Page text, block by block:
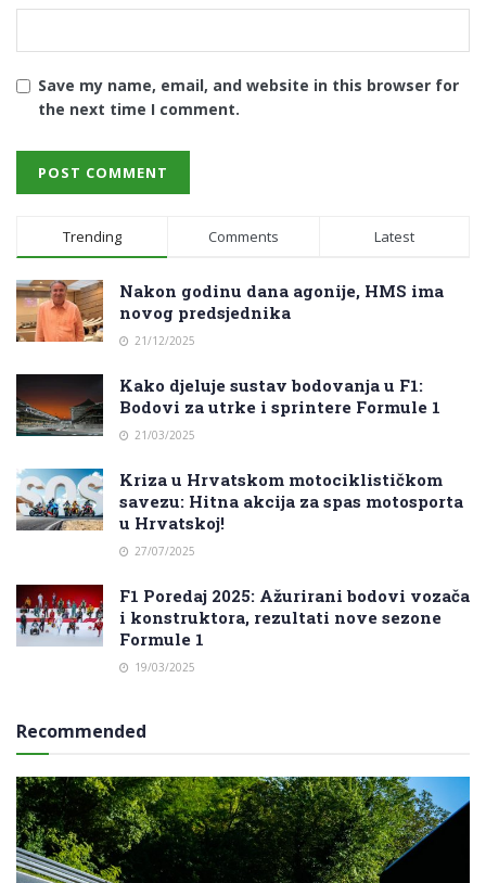
Save my name, email, and website in this browser for
the next time I comment.
Trending Comments Latest
Nakon godinu dana agonije, HMS ima
novog predsjednika
21/12/2025
Kako djeluje sustav bodovanja u F1:
Bodovi za utrke i sprintere Formule 1
21/03/2025
Kriza u Hrvatskom motociklističkom
savezu: Hitna akcija za spas motosporta
u Hrvatskoj!
27/07/2025
F1 Poredaj 2025: Ažurirani bodovi vozača
i konstruktora, rezultati nove sezone
Formule 1
19/03/2025
Recommended